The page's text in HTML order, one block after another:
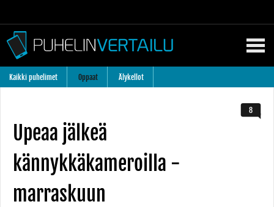
Kaikki puhelimet Oppaat Älykellot
Upeaa jälkeä
kännykkäkameroilla -
marraskuun
8